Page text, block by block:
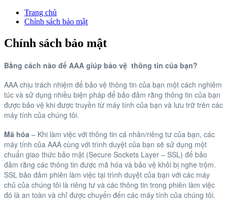
Trang chủ
Chính sách bảo mật
Chính sách bảo mật
Bằng cách nào để AAA giúp bảo vệ thông tin của bạn?
AAA chịu trách nhiệm để bảo vệ thông tin của bạn một cách nghiêm
túc và sử dụng nhiều biện pháp để bảo đảm rằng thông tin của bạn
được bảo vệ khi được truyền từ máy tính của bạn và lưu trữ trên các
máy tính của chúng tôi.
Mã hóa – Khi làm việc với thông tin cá nhân/riêng tư của bạn, các
máy tính của AAA cùng với trình duyệt của bạn sẽ sử dụng một
chuẩn giao thức bảo mật (Secure Sockets Layer – SSL) để bảo
đảm rằng các thông tin được mã hóa và bảo vệ khỏi bị nghe trộm.
SSL bảo đảm phiên làm việc tại trình duyệt của bạn với các máy
chủ của chúng tôi là riêng tư và các thông tin trong phiên làm việc
đó là an toàn và chỉ được chuyển đến các máy tính của chúng tôi.